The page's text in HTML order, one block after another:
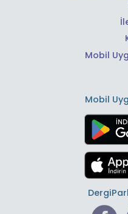
Mobil
Mobil